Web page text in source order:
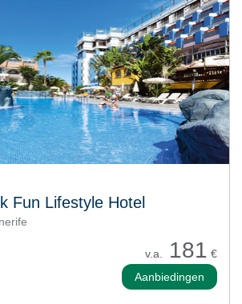
Fun Lifestyle Hotel
v.a. 181 €
Aanbiedingen